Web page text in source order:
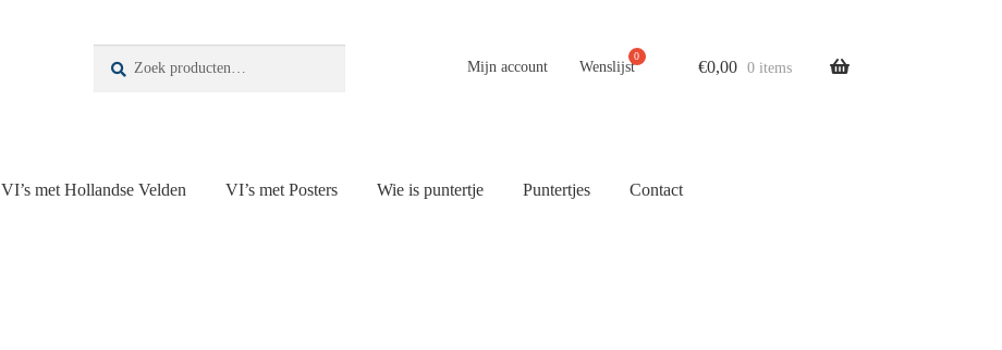
Zoeken
Mijn account Wenslijst €0,00 0 items
VI’s met Hollandse Velden VI’s met Posters Wie is puntertje Puntertjes Contact